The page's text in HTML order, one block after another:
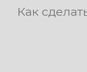
Как